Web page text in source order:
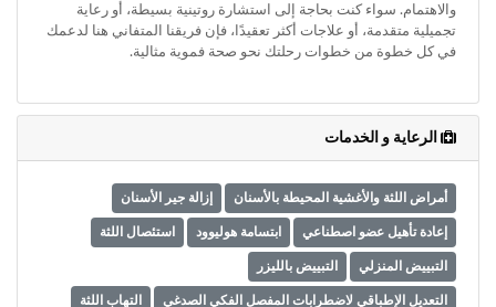
والاهتمام. سواء كنت بحاجة إلى استشارة روتينية بسيطة، أو رعاية
تجميلية متقدمة، أو علاجات أكثر تعقيدًا، فإن فريقنا المتفاني هنا لدعمك
في كل خطوة من خطوات رحلتك نحو صحة فموية مثالية.
الرعاية و الخدمات
أمراض اللثة والأغشية المحيطة بالأسنان إزالة جير الأسنان
إعادة تأهيل عضو اصطناعي ابتسامة هوليوود استئصال اللثة
التبييض المنزلي التبييض بالليزر
التعديل الإطباقي لاضطرابات المفصل الفكي الصدغي التهاب اللثة
المعلومات
الشخصية.